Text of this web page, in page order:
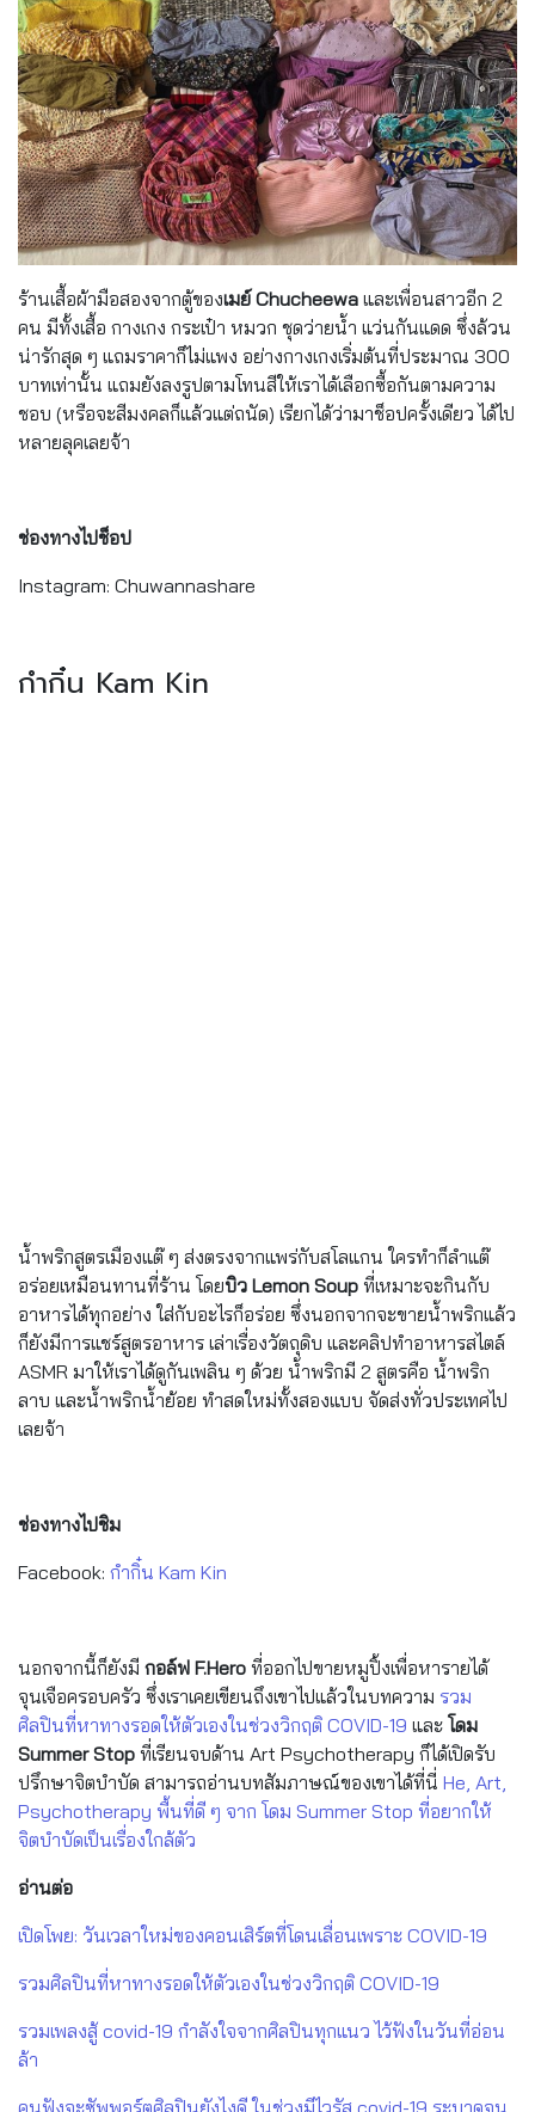
ร้านเสื้อผ้ามือสองจากตู้ของเมย์ Chucheewa และเพื่อนสาวอีก 2
คน มีทั้งเสื้อ กางเกง กระเป๋า หมวก ชุดว่ายน้ำ แว่นกันแดด ซึ่งล้วน
น่ารักสุด ๆ แถมราคาก็ไม่แพง อย่างกางเกงเริ่มต้นที่ประมาณ 300
บาทเท่านั้น แถมยังลงรูปตามโทนสีให้เราได้เลือกซื้อกันตามความ
ชอบ (หรือจะสีมงคลก็แล้วแต่ถนัด) เรียกได้ว่ามาช็อปครั้งเดียว ได้ไป
หลายลุคเลยจ้า
ช่องทางไปช็อป
Instagram: Chuwannashare
กำกิ๋น Kam Kin
น้ำพริกสูตรเมืองแต๊ ๆ ส่งตรงจากแพร่กับสโลแกน ใครทำก็ลำแต๊
อร่อยเหมือนทานที่ร้าน โดยบิว Lemon Soup ที่เหมาะจะกินกับ
อาหารได้ทุกอย่าง ใส่กับอะไรก็อร่อย ซึ่งนอกจากจะขายน้ำพริกแล้ว
ก็ยังมีการแชร์สูตรอาหาร เล่าเรื่องวัตถุดิบ และคลิปทำอาหารสไตล์
ASMR มาให้เราได้ดูกันเพลิน ๆ ด้วย น้ำพริกมี 2 สูตรคือ น้ำพริก
ลาบ และน้ำพริกน้ำย้อย ทำสดใหม่ทั้งสองแบบ จัดส่งทั่วประเทศไป
เลยจ้า
ช่องทางไปชิม
Facebook: กำกิ๋น Kam Kin
นอกจากนี้ก็ยังมี กอล์ฟ F.Hero ที่ออกไปขายหมูปิ้งเพื่อหารายได้
จุนเจือครอบครัว ซึ่งเราเคยเขียนถึงเขาไปแล้วในบทความ รวม
ศิลปินที่หาทางรอดให้ตัวเองในช่วงวิกฤติ COVID-19 และ โดม
Summer Stop ที่เรียนจบด้าน Art Psychotherapy ก็ได้เปิดรับ
ปรึกษาจิตบำบัด สามารถอ่านบทสัมภาษณ์ของเขาได้ที่นี่ He, Art,
Psychotherapy พื้นที่ดี ๆ จาก โดม Summer Stop ที่อยากให้
จิตบำบัดเป็นเรื่องใกล้ตัว
อ่านต่อ
เปิดโพย: วันเวลาใหม่ของคอนเสิร์ตที่โดนเลื่อนเพราะ COVID-19
รวมศิลปินที่หาทางรอดให้ตัวเองในช่วงวิกฤติ COVID-19
รวมเพลงสู้ covid-19 กำลังใจจากศิลปินทุกแนว ไว้ฟังในวันที่อ่อน
ล้า